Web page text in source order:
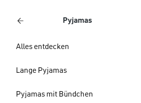
Pyjamas
Alles entdecken
Lange Pyjamas
Pyjamas mit Bündchen